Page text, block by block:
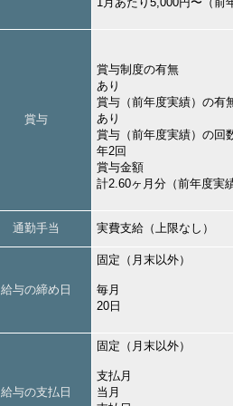
賞与
賞与制度の有無
あり
賞与（前年度実績）の有
あり
賞与（前年度実績）の回
年2回
賞与金額
計2.60ヶ月分（前年度実績
通勤手当 実費支給（上限なし）
給与の締め日
固定（月末以外）
毎月
20日
給与の支払日
固定（月末以外）
支払月
当月